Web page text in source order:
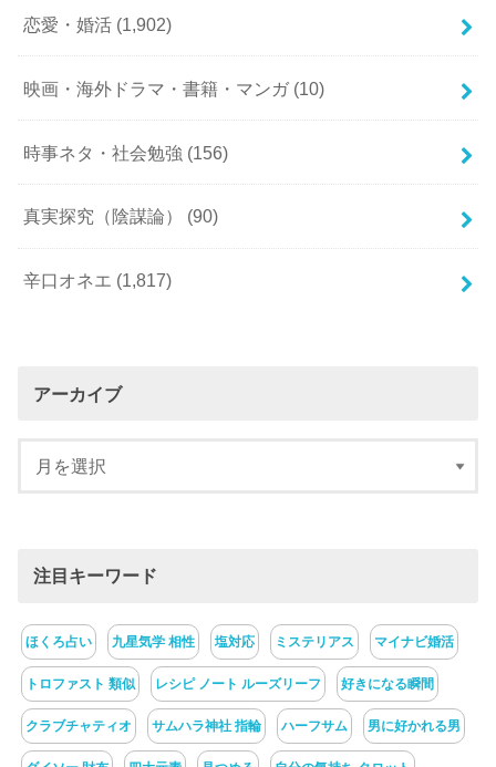
恋愛・婚活 (1,902)
映画・海外ドラマ・書籍・マンガ (10)
時事ネタ・社会勉強 (156)
真実探究（陰謀論） (90)
辛口オネエ (1,817)
アーカイブ
注目キーワード
ほくろ占い 九星気学 相性 塩対応 ミステリアス マイナビ婚活
トロファスト 類似 レシピ ノート ルーズリーフ 好きになる瞬間
クラブチャティオ サムハラ神社 指輪 ハーフサム 男に好かれる男